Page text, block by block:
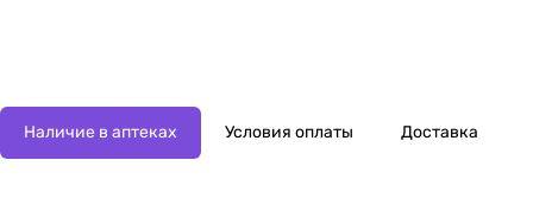
Наличие в аптеках Условия оплаты Доставка